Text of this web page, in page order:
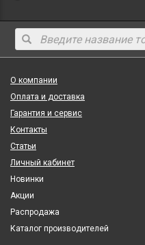
О компании
Оплата и доставка
Гарантия и сервис
Контакты
Статьи
Личный кабинет
Новинки
Акции
Распродажа
Каталог производителей